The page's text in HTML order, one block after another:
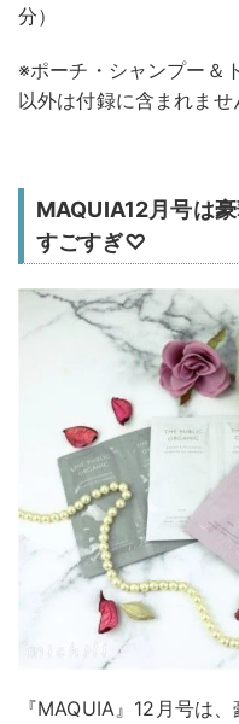
分）
※ポーチ・シャンプー＆
以外は付録に含まれませ
MAQUIA12月号は
すごすぎ♡
『MAQUIA』12月号は